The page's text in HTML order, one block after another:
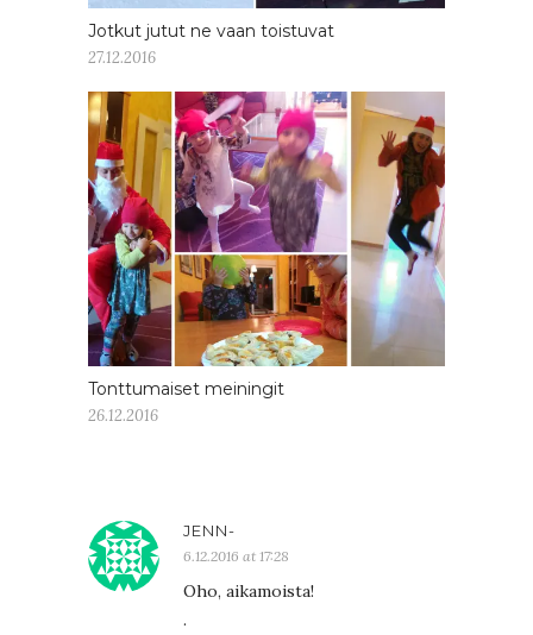
Jotkut jutut ne vaan toistuvat
27.12.2016
Tonttumaiset meiningit
26.12.2016
JENN-
6.12.2016 at 17:28
Oho, aikamoista!
.